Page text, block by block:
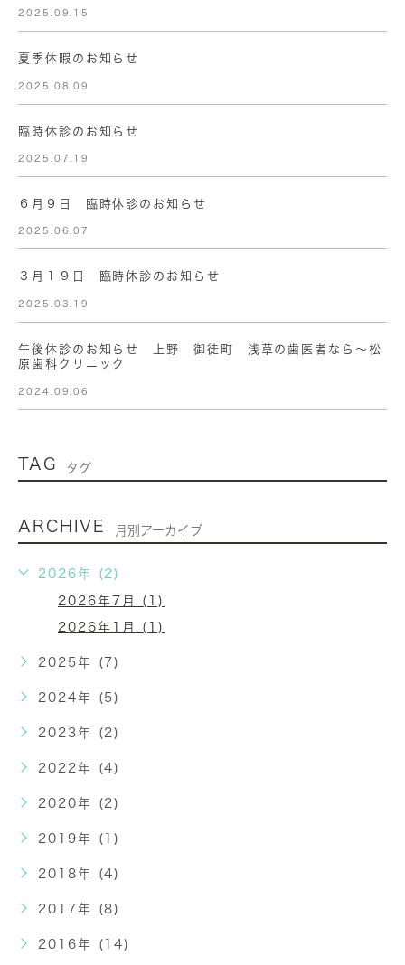
2025.09.15
夏季休暇のお知らせ
2025.08.09
臨時休診のお知らせ
2025.07.19
６月９日 臨時休診のお知らせ
2025.06.07
３月１９日 臨時休診のお知らせ
2025.03.19
午後休診のお知らせ 上野 御徒町 浅草の歯医者なら〜松
原歯科クリニック
2024.09.06
TAG タグ
ARCHIVE 月別アーカイブ
2026年 (2)
2026年7月 (1)
2026年1月 (1)
2025年 (7)
2024年 (5)
2023年 (2)
2022年 (4)
2020年 (2)
2019年 (1)
2018年 (4)
2017年 (8)
2016年 (14)